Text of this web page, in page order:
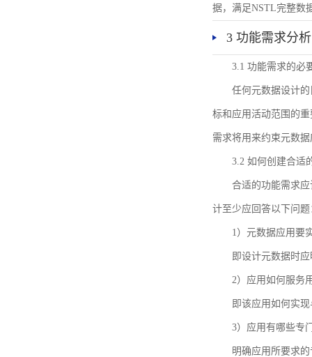
据，满足NSTL完整数
3 功能需求分析
3.1 功能需求的必
任何元数据设计
标和应用活动范围的
需求将用来约束元数
3.2 如何创建合适
合适的功能需求
计至少应回答以下问题
1）元数据应用要
即设计元数据时
2）应用如何服务
即该应用如何实
3）应用有哪些专
明确应用所要求